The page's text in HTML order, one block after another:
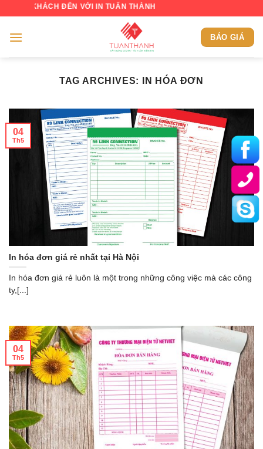
content
ĐẾN VỚI IN TUẤN THÀNH
BÁO GIÁ
TAG ARCHIVES: IN HÓA ĐƠN
In hóa đơn giá rẻ nhất tại Hà Nội
In hóa đơn giá rẻ luôn là một trong những công việc mà các công
ty,[...]
04
Th5
04
Th5